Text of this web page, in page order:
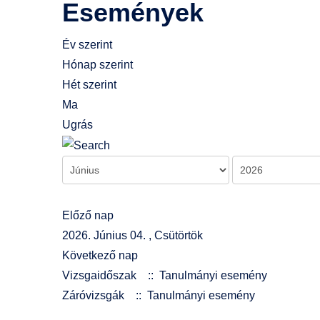
Események
Év szerint
Hónap szerint
Hét szerint
Ma
Ugrás
Előző nap
2026. Június 04. , Csütörtök
Következő nap
Vizsgaidőszak
:: Tanulmányi esemény
Záróvizsgák
:: Tanulmányi esemény